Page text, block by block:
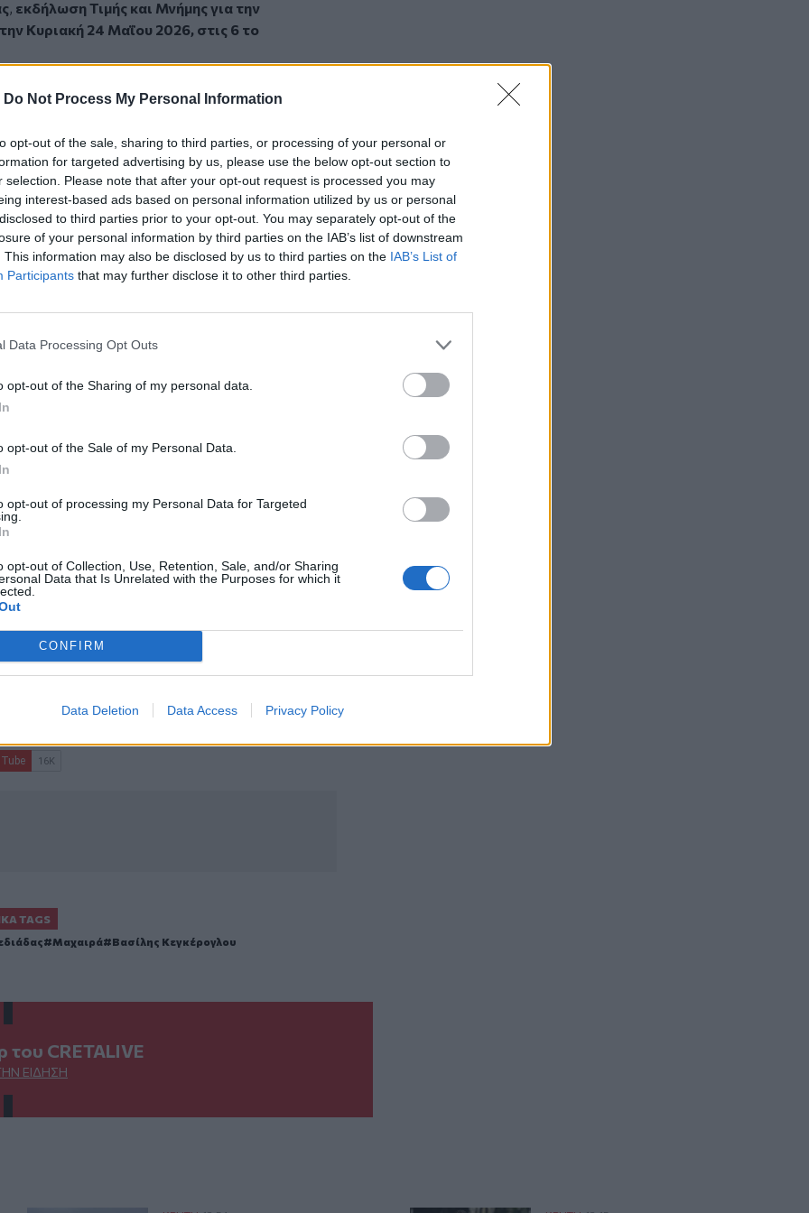
Do Not Process My Personal Information
opt-out of the sale, sharing to third parties, or processing of your personal or
for targeted advertising by us, please use the below opt-out section to
selection. Please note that after your opt-out request is processed you may
interest-based ads based on personal information utilized by us or personal
to third parties prior to your opt-out. You may separately opt-out of the
of your personal information by third parties on the IAB’s list of downstream
This information may also be disclosed by us to third parties on the IAB’s List of
Participants that may further disclose it to other third parties.
Data Processing Opt Outs
opt-out of the Sharing of my personal data.
opt-out of the Sale of my Personal Data.
opt-out of processing my Personal Data for Targeted
opt-out of Collection, Use, Retention, Sale, and/or Sharing
Data that Is Unrelated with the Purposes for which it
CONFIRM
Data Deletion Data Access Privacy Policy
, εκδήλωση Τιμής και Μνήμης για την
Κυριακή 24 Μαΐου 2026, στις 6 το
από τον συνταξιούχο Γυμνασιάρχη
Μπαντουβά
«Η Κίσσαμος»
Σχολή Κρητικών Χορών «Αροδαμός»
(λύρα), Μάνος
(κρουστά, ασκομαντούρα)
την
προδιαγραφές για δομή μεταναστών
τον νέο ΒΟΑΚ
τα αδιέξοδα του πρωτογενούς
μας στο YouTube
TAGS
Μαχαιρά Βασίλης Κεγκέρογλου
του CRETALIVE
ΕΊΔΗΣΗ
11:49